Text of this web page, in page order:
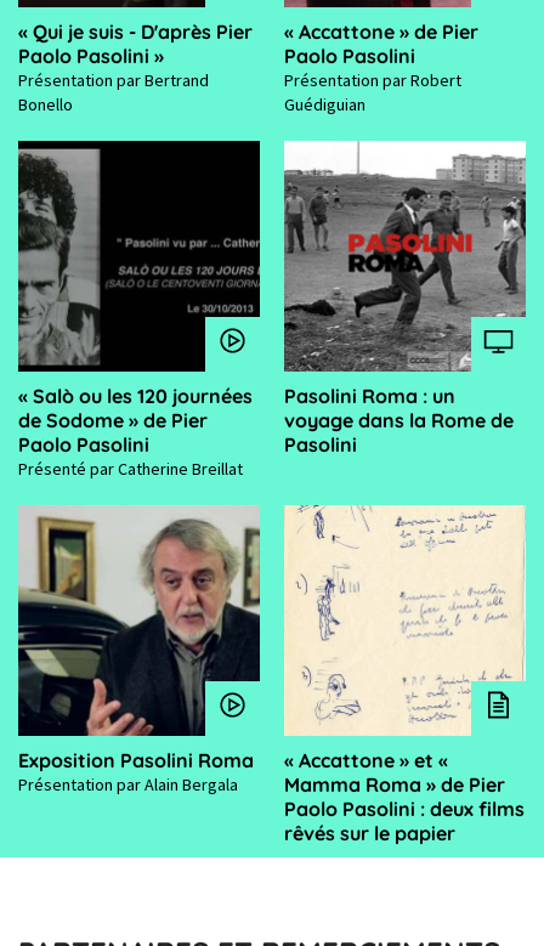
« Qui je suis - D'après Pier
Paolo Pasolini »
Présentation par Bertrand
Bonello
« Accattone » de Pier
Paolo Pasolini
Présentation par Robert
Guédiguian
« Salò ou les 120 journées
de Sodome » de Pier
Paolo Pasolini
Présenté par Catherine Breillat
Pasolini Roma : un
voyage dans la Rome de
Pasolini
Exposition Pasolini Roma
Présentation par Alain Bergala
« Accattone » et «
Mamma Roma » de Pier
Paolo Pasolini : deux films
rêvés sur le papier